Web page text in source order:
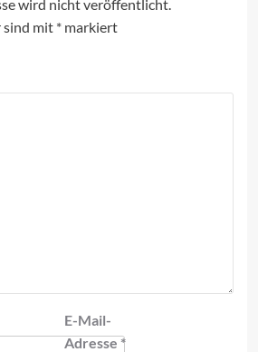
wird nicht veröffentlicht.
sind mit *markiert
E-Mail-
Adresse*